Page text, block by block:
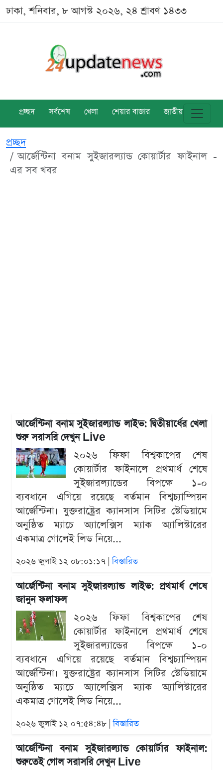
ঢাকা, শনিবার, ৮ আগস্ট ২০২৬, ২৪ শ্রাবণ ১৪৩৩
প্রচ্ছদ সর্বশেষ খেলা শেয়ার বাজার জাতীয় বিশ্ব
প্রচ্ছদ
আর্জেন্টিনা বনাম সুইজারল্যান্ড কোয়ার্টার ফাইনাল -
এর সব খবর
আর্জেন্টিনা বনাম সুইজারল্যান্ড লাইভ: দ্বিতীয়ার্ধের খেলা
শুরু সরাসরি দেখুন Live
২০২৬ ফিফা বিশ্বকাপের শেষ
কোয়ার্টার ফাইনালে প্রথমার্ধ শেষে
সুইজারল্যান্ডের বিপক্ষে ১-০
ব্যবধানে এগিয়ে রয়েছে বর্তমান বিশ্বচ্যাম্পিয়ন
আর্জেন্টিনা। যুক্তরাষ্ট্রের ক্যানসাস সিটির স্টেডিয়ামে
অনুষ্ঠিত ম্যাচে অ্যালেক্সিস ম্যাক অ্যালিস্টারের
একমাত্র গোলেই লিড নিয়ে...
২০২৬ জুলাই ১২ ০৮:০১:১৭ |বিস্তারিত
আর্জেন্টিনা বনাম সুইজারল্যান্ড লাইভ: প্রথমার্ধ শেষে
জানুন ফলাফল
২০২৬ ফিফা বিশ্বকাপের শেষ
কোয়ার্টার ফাইনালে প্রথমার্ধ শেষে
সুইজারল্যান্ডের বিপক্ষে ১-০
ব্যবধানে এগিয়ে রয়েছে বর্তমান বিশ্বচ্যাম্পিয়ন
আর্জেন্টিনা। যুক্তরাষ্ট্রের ক্যানসাস সিটির স্টেডিয়ামে
অনুষ্ঠিত ম্যাচে অ্যালেক্সিস ম্যাক অ্যালিস্টারের
একমাত্র গোলেই লিড নিয়ে...
২০২৬ জুলাই ১২ ০৭:৫৪:৪৮ |বিস্তারিত
আর্জেন্টিনা বনাম সুইজারল্যান্ড কোয়ার্টার ফাইনাল:
শুরুতেই গোল সরাসরি দেখুন Live